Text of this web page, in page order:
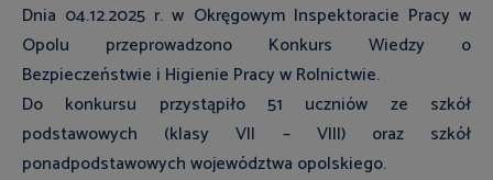
Dnia 04.12.2025 r. w Okręgowym Inspektoracie Pracy w
Opolu przeprowadzono Konkurs Wiedzy o
Bezpieczeństwie i Higienie Pracy w Rolnictwie.
Do konkursu przystąpiło 51 uczniów ze szkół
podstawowych (klasy VII – VIII) oraz szkół
ponadpodstawowych województwa opolskiego.